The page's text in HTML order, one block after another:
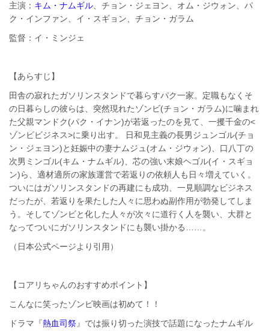
主演： キム・ナムギル、チョン・ジェヨン、オム・ジウォン、パ
ク・インファン、イ・スギョン、チョン・ガラム
監督：イ・ミンジェ
【あらすじ】
田舎の寂れたガソリンスタンドで暮らすパク一家。定職もなくそ
の日暮らしの彼らは、突然現れたゾンビ(チョン・ガラム)に噛まれ
た父親マンドク(パク・イナン)が若返ったのを見て、一攫千金の<
ゾンビビジネス>に乗り出す。 日和見主義の長男ジュンゴル(チョ
ン・ジェヨン)と妊娠中の妻ナムジュ(オム・ジウォン)、口八丁の
次男ミンゴル(キム・ナムギル)、芯の強い末娘ヘゴル(イ・スギョ
ン)ら、適材適所の家族運営で若返りの依頼人も日々増えていく。
ついにはガソリンスタンドの再建にも成功、一見順調なビジネス
だったが、若返りを果たした人々に思わぬ副作用が勃発してしま
う。そしてゾンビと化した人々が次々に道行く人を襲い、大群と
なってついにガソリンスタンドにも襲い掛かる……。
（日本公式ページより引用）
【コアリちゃんのおすすめポイント】
こんなに笑ったゾンビ映画は初めて！！
ドラマ『熱血司祭』では振り切った演技で話題になったナムギル